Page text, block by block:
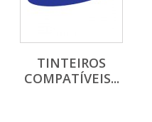
TINTEIROS
COMPATÍVEIS...